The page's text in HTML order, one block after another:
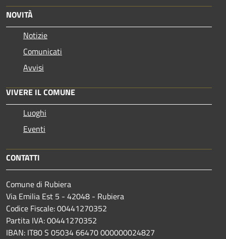
NOVITÀ
Notizie
Comunicati
Avvisi
VIVERE IL COMUNE
Luoghi
Eventi
CONTATTI
Comune di Rubiera
Via Emilia Est 5 - 42048 - Rubiera
Codice Fiscale: 00441270352
Partita IVA: 00441270352
IBAN: IT80 S 05034 66470 000000024827